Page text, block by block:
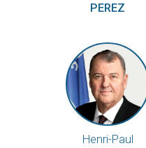
PEREZ
Henri-Paul